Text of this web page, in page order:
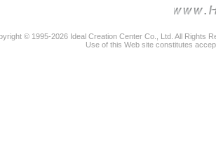
© 1995-2026 Ideal Creation Center Co., Ltd. All Rights
Use of this Web site constitutes